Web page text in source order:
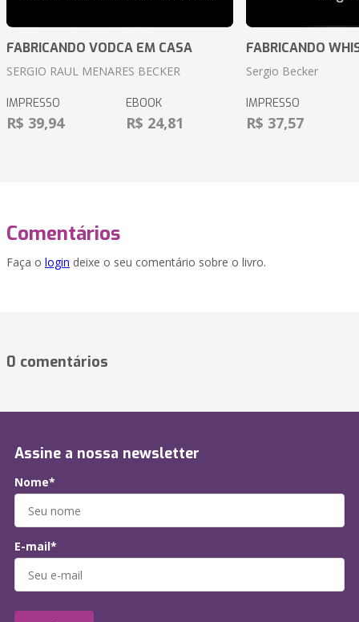
FABRICANDO VODCA EM CASA
SERGIO RAUL MENARES BECKER
IMPRESSO
R$ 39,94
EBOOK
R$ 24,81
FABRICANDO
Sergio Becker
IMPRESSO
R$ 37,57
Comentários
Faça o login deixe o seu comentário sobre o livro.
0 comentários
Assine a nossa newsletter
Nome*
E-mail*